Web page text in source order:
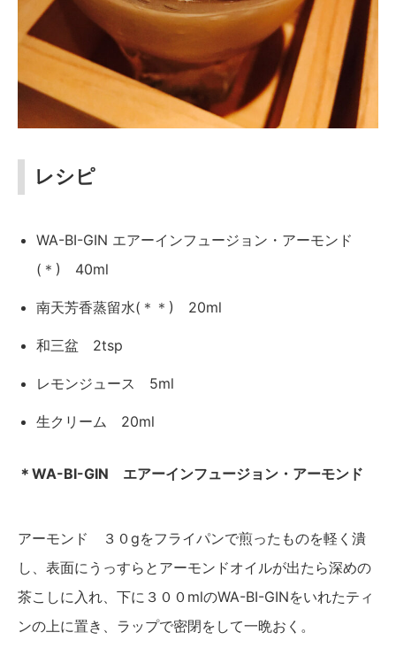
レシピ
WA-BI-GIN エアーインフュージョン・アーモンド
(＊) 40ml
南天芳香蒸留水(＊＊) 20ml
和三盆 2tsp
レモンジュース 5ml
生クリーム 20ml
＊WA-BI-GIN エアーインフュージョン・アーモンド
アーモンド ３０gをフライパンで煎ったものを軽く潰
し、表面にうっすらとアーモンドオイルが出たら深めの
茶こしに入れ、下に３００mlのWA-BI-GINをいれたティ
ンの上に置き、ラップで密閉をして一晩おく。